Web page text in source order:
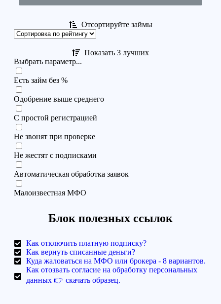
Отсортируйте займы
Показать 3 лучших
Выбрать параметр...
Есть займ без %
Одобрение выше среднего
С простой регистрацией
Не звонят при проверке
Не жестят с подписками
Автоматическая обработка заявок
Малоизвестная МФО
Блок полезных ссылок
Как отключить платную подписку?
Как вернуть списанные деньги?
Куда жаловаться на МФО или брокера - 8 вариантов.
Как отозвать согласие на обработку персональных
данных 👉 скачать образец.